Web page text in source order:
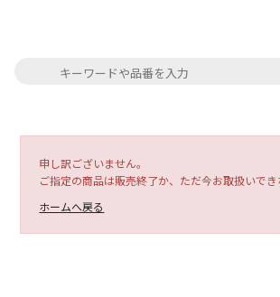
申し訳ございません。
ご指定の商品は販売終了か、ただ今お取扱いでき
ホームへ戻る